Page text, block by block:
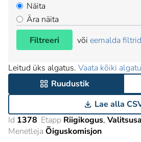
Näita
Ära näita
Filtreeri
või eemalda filtrid
Leitud üks algatus. Vaata kõiki
Ruudustik
Lae alla
Id 1378 Etapp Riigikogus
Menetleja Õiguskomisjon